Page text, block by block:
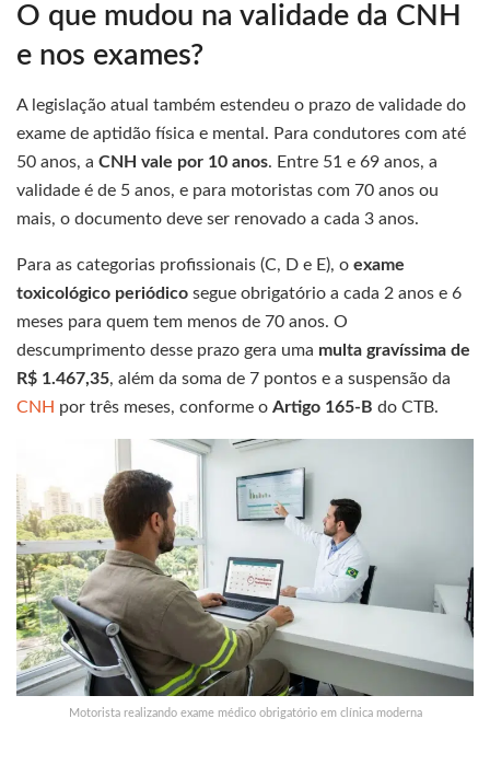
O que mudou na validade da CNH
e nos exames?
A legislação atual também estendeu o prazo de validade do
exame de aptidão física e mental. Para condutores com até
50 anos, a CNH vale por 10 anos. Entre 51 e 69 anos, a
validade é de 5 anos, e para motoristas com 70 anos ou
mais, o documento deve ser renovado a cada 3 anos.
Para as categorias profissionais (C, D e E), o exame
toxicológico periódico segue obrigatório a cada 2 anos e 6
meses para quem tem menos de 70 anos. O
descumprimento desse prazo gera uma multa gravíssima de
R$ 1.467,35, além da soma de 7 pontos e a suspensão da
CNH por três meses, conforme o Artigo 165-B do CTB.
Motorista realizando exame médico obrigatório em clínica moderna